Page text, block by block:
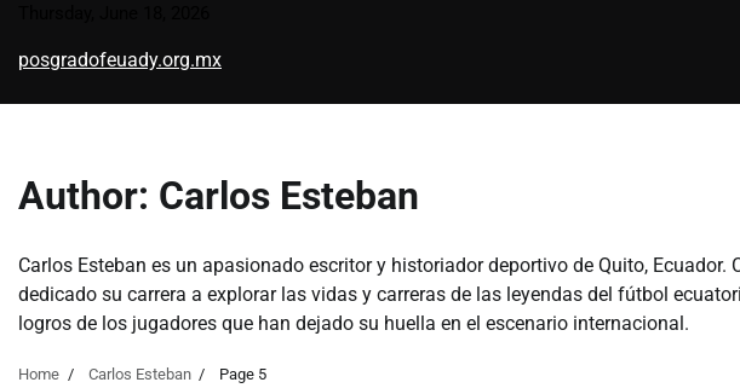
content
posgradofeuady.org.mx
Author: Carlos Esteban
Carlos Esteban es un apasionado escritor y historiador deportivo de Quito,
dedicado su carrera a explorar las vidas y carreras de las leyendas del fútbol
logros de los jugadores que han dejado su huella en el escenario internacional.
Home Carlos Esteban Page 5